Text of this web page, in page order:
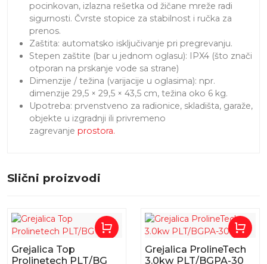
pocinkovan, izlazna rešetka od žičane mreže radi
sigurnosti. Čvrste stopice za stabilnost i ručka za
prenos.
Zaštita: automatsko isključivanje pri pregrevanju.
Stepen zaštite (bar u jednom oglasu): IPX4 (što znači
otporan na prskanje vode sa strane)
Dimenzije / težina (varijacije u oglasima): npr.
dimenzije 29,5 × 29,5 × 43,5 cm, težina oko 6 kg.
Upotreba: prvenstveno za radionice, skladišta, garaže,
objekte u izgradnji ili privremeno
zagrevanje prostora.
Slični proizvodi
Grejalica Top
Prolinetech PLT/BG
Grejalica ProlineTech
3.0kw PLT/BGPA-30